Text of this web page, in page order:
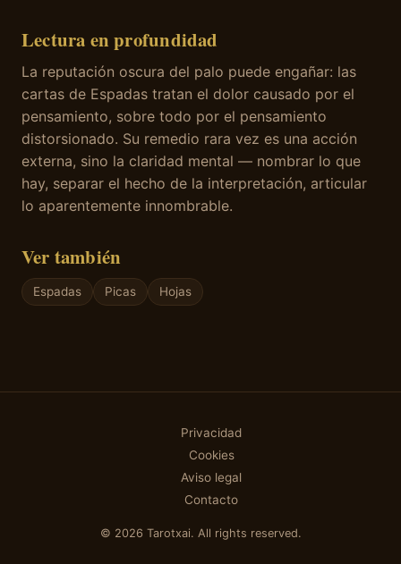
Lectura en profundidad
La reputación oscura del palo puede engañar: las
cartas de Espadas tratan el dolor causado por el
pensamiento, sobre todo por el pensamiento
distorsionado. Su remedio rara vez es una acción
externa, sino la claridad mental — nombrar lo que
hay, separar el hecho de la interpretación, articular
lo aparentemente innombrable.
Ver también
Espadas Picas Hojas
Privacidad
Cookies
Aviso legal
Contacto
© 2026 Tarotxai. All rights reserved.